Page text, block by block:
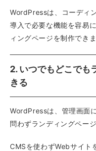
WordPressは、コーディ
導入で必要な機能を容易
ィングページを制作できま
2. いつでもどこでも
きる
WordPressは、管理画面
問わずランディングペー
CMSを使わずWebサイト